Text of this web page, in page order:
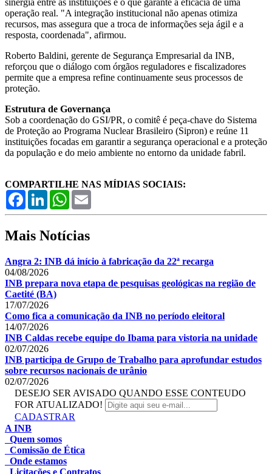
operação real. "A integração institucional não apenas otimiza
recursos, mas assegura que a troca de informações seja ágil e a
resposta, coordenada", afirmou.
Roberto Baldini, gerente de Segurança Empresarial da INB,
reforçou que o diálogo com órgãos reguladores e fiscalizadores
permite que a empresa refine continuamente seus processos de
proteção.
Estrutura de Governança
Sob a coordenação do GSI/PR, o comitê é peça-chave do Sistema
de Proteção ao Programa Nuclear Brasileiro (Sipron) e reúne 11
instituições focadas em garantir a segurança operacional e a proteção
da população e do meio ambiente no entorno da unidade fabril.
COMPARTILHE NAS MÍDIAS SOCIAIS:
FacebookLinkedInWhatsApp
Mais Notícias
Angra 2: INB dá início à fabricação da 22ª recarga
04/08/2026
INB prepara nova etapa de pesquisas geológicas na região de
Caetité (BA)
17/07/2026
Como fica a comunicação da INB no período eleitoral
14/07/2026
INB Caldas recebe equipe do Ibama para vistoria na unidade
02/07/2026
INB participa de Grupo de Trabalho para aprofundar estudos
sobre recursos nacionais de urânio
02/07/2026
DESEJO SER AVISADO QUANDO ESSE CONTEUDO
FOR ATUALIZADO!
CADASTRAR
A INB
Quem somos
Comissão de Ética
Onde estamos
Licitações e Contratos